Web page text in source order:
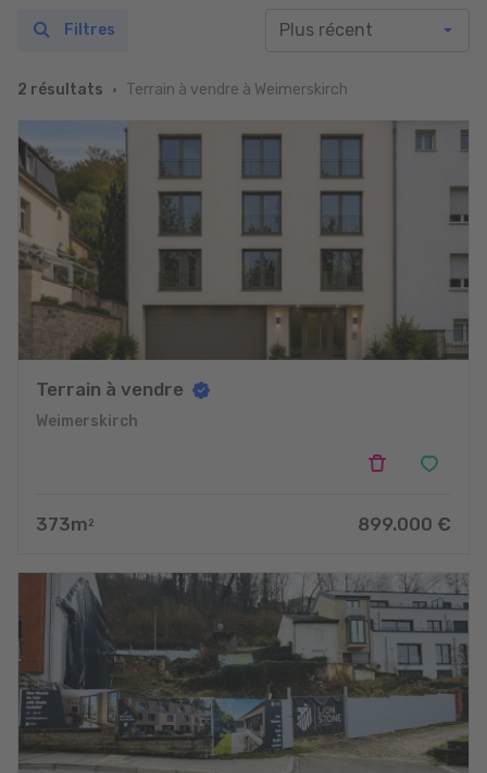
2 résultats Terrain à vendre à Weimerskirch
Filtres
Terrain à vendre
Weimerskirch
373m 2 899.000 €